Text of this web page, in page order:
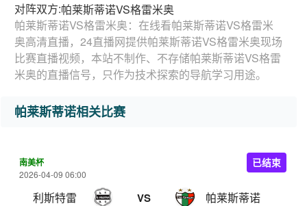
对阵双方:帕莱斯蒂诺VS格雷米奥
帕莱斯蒂诺VS格雷米奥：在线看帕莱斯蒂诺VS格雷米
奥高清直播，24直播网提供帕莱斯蒂诺VS格雷米奥现场
比赛直播视频，本站不制作、不存储帕莱斯蒂诺VS格雷
米奥的直播信号，只作为技术探索的导航学习用途。
帕莱斯蒂诺相关比赛
南美杯
2026-04-09 06:00
利斯特雷 VS 帕莱斯蒂诺
已结束